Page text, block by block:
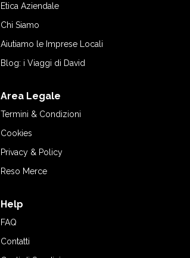
Etica Aziendale
Chi Siamo
Aiutiamo le Imprese Locali
Blog: i Viaggi di David
Area Legale
Termini & Condizioni
Cookies
Privacy & Policy
Reso Merce
Help
FAQ
Contatti